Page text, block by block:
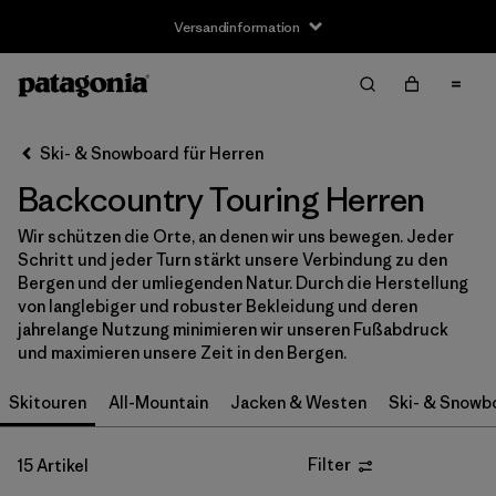
Versandinformation
Filter by
Größe
S (11)
S/M (1)
M (10)
L (11)
Ski- & Snowboard für Herren
Backcountry Touring Herren
Wir schützen die Orte, an denen wir uns bewegen. Jeder
Schritt und jeder Turn stärkt unsere Verbindung zu den
Bergen und der umliegenden Natur. Durch die Herstellung
von langlebiger und robuster Bekleidung und deren
jahrelange Nutzung minimieren wir unseren Fußabdruck
und maximieren unsere Zeit in den Bergen.
Skitouren All-Mountain Jacken & Westen Ski- &
15 Artikel Filter